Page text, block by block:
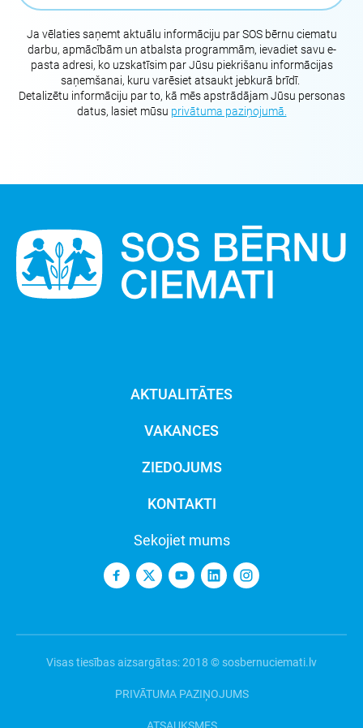
Ja vēlaties saņemt aktuālu informāciju par SOS bērnu ciematu
darbu, apmācībām un atbalsta programmām, ievadiet savu e-
pasta adresi, ko uzskatīsim par Jūsu piekrišanu informācijas
saņemšanai, kuru varēsiet atsaukt jebkurā brīdī.
Detalizētu informāciju par to, kā mēs apstrādājam Jūsu personas
datus, lasiet mūsu privātuma paziņojumā.
AKTUALITĀTES
VAKANCES
ZIEDOJUMS
KONTAKTI
Sekojiet mums
Visas tiesības aizsargātas: 2018 © sosbernuciemati.lv
PRIVĀTUMA PAZIŅOJUMS